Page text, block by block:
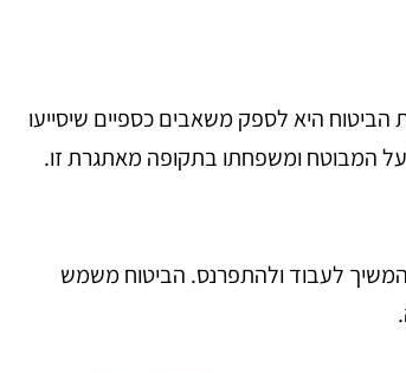
היא לספק משאבים כספיים שיסייעו
על המבוטח ומשפחתו בתקופה מאתגרת זו.
לעבוד ולהתפרנס. הביטוח משמש